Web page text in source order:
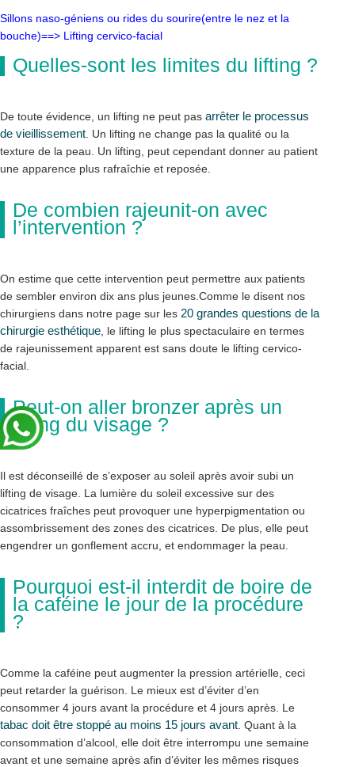
Sillons naso-géniens ou rides du sourire(entre le nez et la
bouche)==> Lifting cervico-facial
Quelles-sont les limites du lifting ?
De toute évidence, un lifting ne peut pas arrêter le processus
de vieillissement . Un lifting ne change pas la qualité ou la
texture de la peau. Un lifting, peut cependant donner au patient
une apparence plus rafraîchie et reposée.
De combien rajeunit-on avec
l’intervention ?
On estime que cette intervention peut permettre aux patients
de sembler environ dix ans plus jeunes.Comme le disent nos
chirurgiens dans notre page sur les 20 grandes questions de la
chirurgie esthétique , le lifting le plus spectaculaire en termes
de rajeunissement apparent est sans doute le lifting cervico-
facial.
Peut-on aller bronzer après un
lifting du visage ?
Il est déconseillé de s’exposer au soleil après avoir subi un
lifting de visage. La lumière du soleil excessive sur des
cicatrices fraîches peut provoquer une hyperpigmentation ou
assombrissement des zones des cicatrices. De plus, elle peut
engendrer un gonflement accru, et endommager la peau.
Pourquoi est-il interdit de boire de
la caféine le jour de la procédure
?
Comme la caféine peut augmenter la pression artérielle, ceci
peut retarder la guérison. Le mieux est d’éviter d’en
consommer 4 jours avant la procédure et 4 jours après. Le
tabac doit être stoppé au moins 15 jours avant . Quant à la
consommation d’alcool, elle doit être interrompu une semaine
avant et une semaine après afin d’éviter les mêmes risques